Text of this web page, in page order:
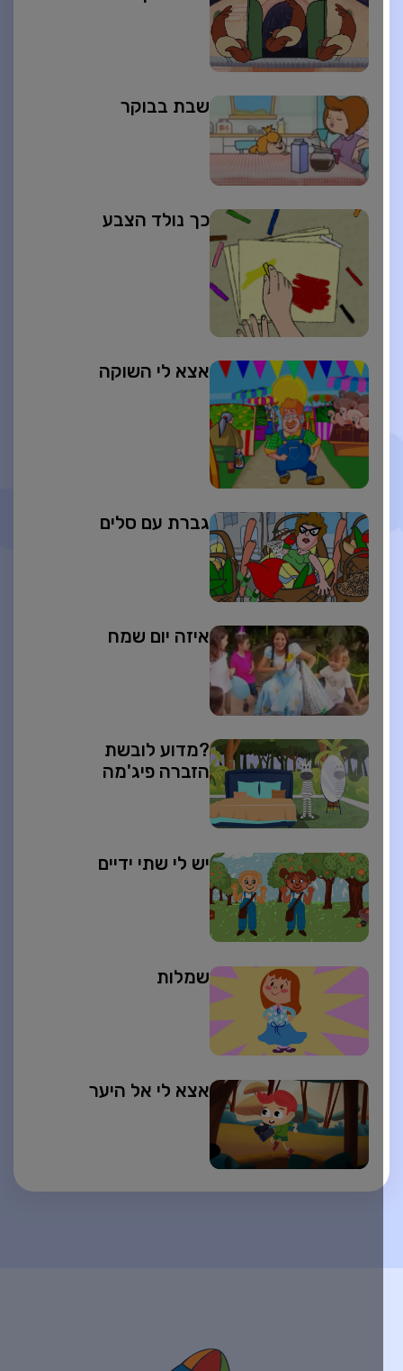
שבת בבוקר
כך נולד הצבע
אצא לי השוקה
גברת עם סלים
איזה יום שמח
?מדוע לובשת
הזברה פיג'מה
יש לי שתי ידיים
שמלות
אצא לי אל היער